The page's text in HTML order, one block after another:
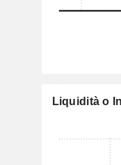
Liquidità o